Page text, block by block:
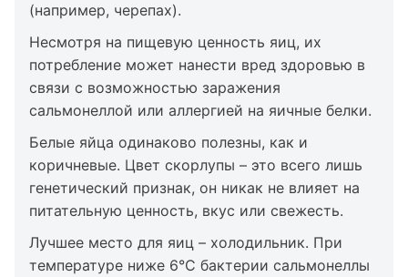
(например, черепах).
Несмотря на пищевую ценность яиц, их
потребление может нанести вред здоровью в
связи с возможностью заражения
сальмонеллой или аллергией на яичные белки.
Белые яйца одинаково полезны, как и
коричневые. Цвет скорлупы – это всего лишь
генетический признак, он никак не влияет на
питательную ценность, вкус или свежесть.
Лучшее место для яиц – холодильник. При
температуре ниже 6°C бактерии сальмонеллы